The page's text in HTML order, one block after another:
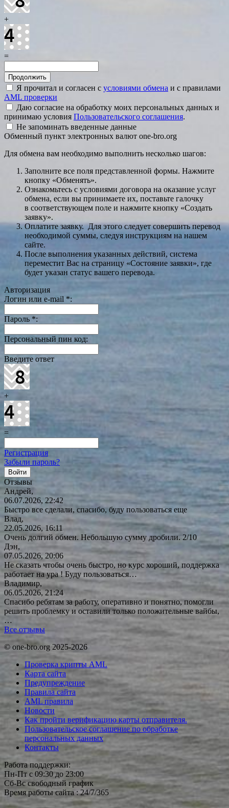
+
=
Я прочитал и согласен с условиями обмена и с правилами
AML проверки
Даю согласие на обработку моих персональных данных и
принимаю условия Пользовательского соглашения.
Не запоминать введенные данные
Обменный пункт электронных валют one-bro.org
Для обмена вам необходимо выполнить несколько шагов:
Заполните все поля представленной формы. Нажмите
кнопку «Обменять».
Ознакомьтесь с условиями договора на оказание услуг
обмена, если вы принимаете их, поставьте галочку
в соответствующем поле и нажмите кнопку «Создать
заявку».
Оплатите заявку. Для этого следует совершить перевод
необходимой суммы, следуя инструкциям на нашем
сайте.
После выполнения указанных действий, система
переместит Вас на страницу «Состояние заявки», где
будет указан статус вашего перевода.
Авторизация
Логин или e-mail *:
Пароль *:
Персональный пин код:
Введите ответ
+
=
Регистрация
Забыли пароль?
Отзывы
Андрей,
06.07.2026, 22:42
Быстро все сделали, спасибо, буду пользоваться еще
Влад,
22.05.2026, 16:11
Очень долгий обмен. Небольшую сумму дробили. 2/10
Дэн,
07.05.2026, 20:06
Не сказать чтобы очень быстро, но курс хороший, поддержка
работает на ура ! Буду пользоваться…
Владимир,
06.05.2026, 21:24
Спасибо ребятам за работу, оперативно и понятно, помогли
решить проблемку и оставили только положительные вайбы,
…
Все отзывы
© one-bro.org 2025-2026
Проверка крипты AML
Карта сайта
Предупреждение
Правила сайта
AML правила
Новости
Как пройти верификацию карты отправителя.
Пользовательское соглашение по обработке
персональных данных
Контакты
Работа поддержки:
Пн-Пт с 09:30 до 23:00
Сб-Вс свободный график
Время работы сайта : 24/7/365